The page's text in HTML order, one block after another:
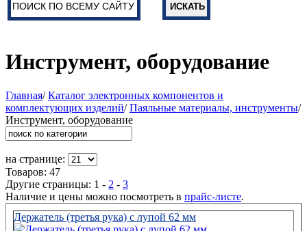
Инструмент, оборудование
Главная/Каталог электронных компонентов и
комплектующих изделий/Паяльные материалы, инструменты/
Инструмент, оборудование
на странице:
Товаров: 47
Другие страницы: 1 - 2 - 3
Наличие и цены можно посмотреть в прайс-листе.
Держатель (третья рука) с лупой 62 мм